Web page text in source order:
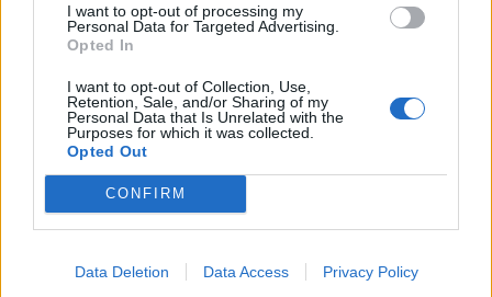
I want to opt-out of processing my
Personal Data for Targeted Advertising.
Opted In
I want to opt-out of Collection, Use,
Retention, Sale, and/or Sharing of my
Personal Data that Is Unrelated with the
Purposes for which it was collected.
Opted Out
CONFIRM
Data Deletion Data Access Privacy Policy
Opozorilo:
posameznik kazensko odgovoren za javno spodbujanje
sovraštva, nasilja ali nestrpnosti. Komentarji z žaljivimi,
rasističnimi, diskriminatornimi ali nezakonitimi vsebinami
bodo odstranjeni.
Failed to fetch
Prihajajoči dogodki